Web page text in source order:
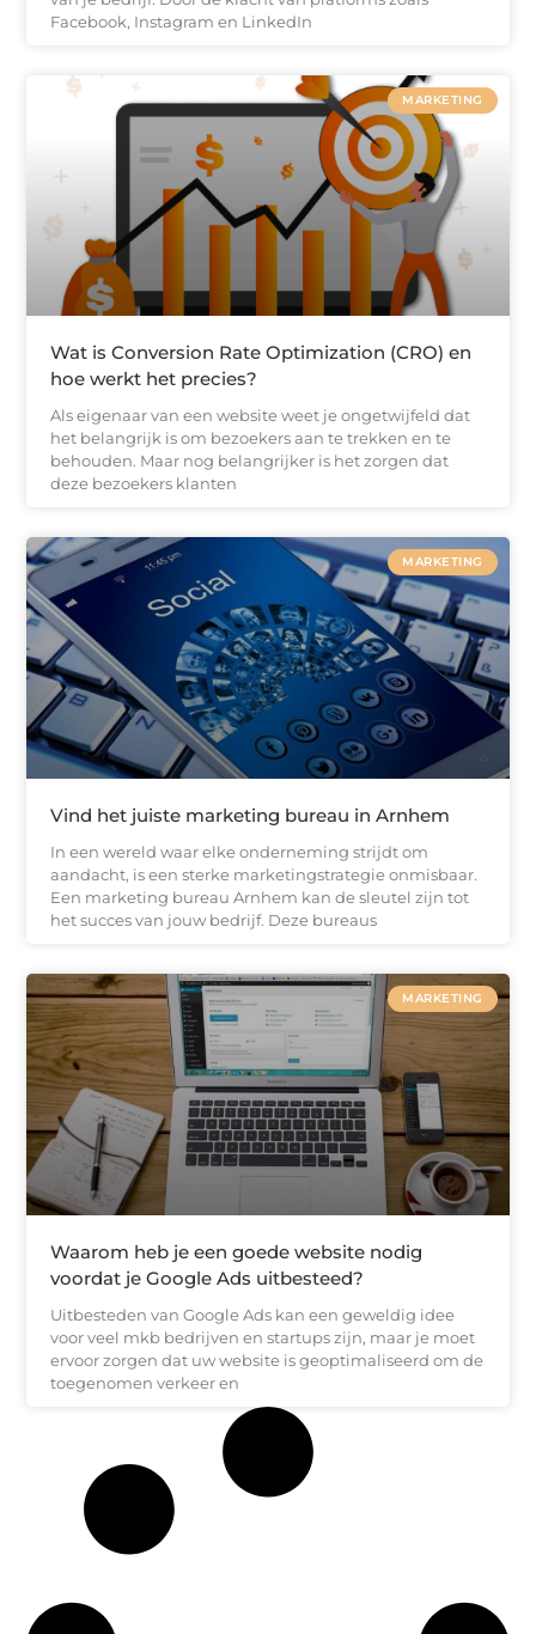
Facebook, Instagram en LinkedIn
MARKETING
Wat is Conversion Rate Optimization (CRO) en
hoe werkt het precies?
Als eigenaar van een website weet je ongetwijfeld dat
het belangrijk is om bezoekers aan te trekken en te
behouden. Maar nog belangrijker is het zorgen dat
deze bezoekers klanten
MARKETING
Vind het juiste marketing bureau in Arnhem
In een wereld waar elke onderneming strijdt om
aandacht, is een sterke marketingstrategie onmisbaar.
Een marketing bureau Arnhem kan de sleutel zijn tot
het succes van jouw bedrijf. Deze bureaus
MARKETING
Waarom heb je een goede website nodig
voordat je Google Ads uitbesteed?
Uitbesteden van Google Ads kan een geweldig idee
voor veel mkb bedrijven en startups zijn, maar je moet
ervoor zorgen dat uw website is geoptimaliseerd om de
toegenomen verkeer en